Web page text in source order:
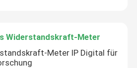
Widerstandskraft-Meter
Meter IP Digital für